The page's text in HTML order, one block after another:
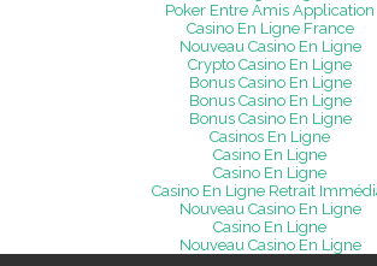
Poker Entre Amis Application
Casino En Ligne France
Nouveau Casino En Ligne
Crypto Casino En Ligne
Bonus Casino En Ligne
Bonus Casino En Ligne
Bonus Casino En Ligne
Casinos En Ligne
Casino En Ligne
Casino En Ligne
Casino En Ligne Retrait
Nouveau Casino En Ligne
Casino En Ligne
Nouveau Casino En Ligne